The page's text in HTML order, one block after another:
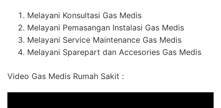
Melayani Konsultasi Gas Medis
Melayani Pemasangan Instalasi Gas Medis
Melayani Service Maintenance Gas Medis
Melayani Sparepart dan Accesories Gas Medis
Video Gas Medis Rumah Sakit :